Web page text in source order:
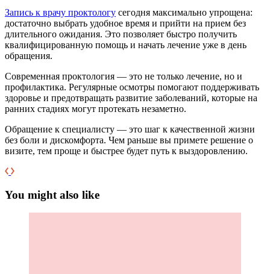
Запись к врачу проктологу сегодня максимально упрощена:
достаточно выбрать удобное время и прийти на прием без
длительного ожидания. Это позволяет быстро получить
квалифицированную помощь и начать лечение уже в день
обращения.
Современная проктология — это не только лечение, но и
профилактика. Регулярные осмотры помогают поддерживать
здоровье и предотвращать развитие заболеваний, которые на
ранних стадиях могут протекать незаметно.
Обращение к специалисту — это шаг к качественной жизни
без боли и дискомфорта. Чем раньше вы примете решение о
визите, тем проще и быстрее будет путь к выздоровлению.
You might also like